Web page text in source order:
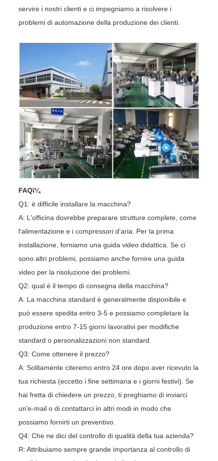
servire i nostri clienti e ci impegniamo a risolvere i
problemi di automazione della produzione dei clienti.
FAQï¼
Q1: è difficile installare la macchina?
A: L'officina dovrebbe preparare strutture complete, come
l'alimentazione e i compressori d'aria. Per la prima
installazione, forniamo una guida video didattica. Se ci
sono altri problemi, possiamo anche fornire una guida
video per la risoluzione dei problemi.
Q2: qual è il tempo di consegna della macchina?
A: La macchina standard è generalmente disponibile e
può essere spedita entro 3-5 e possiamo completare la
produzione entro 7-15 giorni lavorativi per modifiche
standard o personalizzazioni non standard.
Q3: Come ottenere il prezzo?
A: Solitamente citeremo entro 24 ore dopo aver ricevuto la
tua richiesta (eccetto i fine settimana e i giorni festivi). Se
hai fretta di chiedere un prezzo, ti preghiamo di inviarci
un'e-mail o di contattarci in altri modi in modo che
possiamo fornirti un preventivo.
Q4: Che ne dici del controllo di qualità della tua azienda?
R: Attribuiamo sempre grande importanza al controllo di